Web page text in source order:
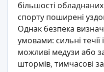
більшості
спорту поширені
Однак безпека
умовами: сильні течії
можливі медузи або
штормів, тимчасові